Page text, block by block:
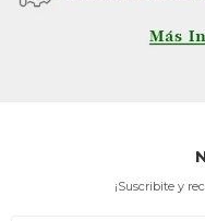
¡Suscribite y